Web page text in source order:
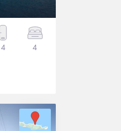
4 4